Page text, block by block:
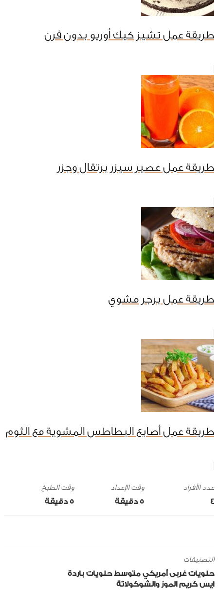
طريقة عمل تشيز كيك أوريو بدون فرن
طريقة عمل عصير سيزر برتقال وجزر
طريقة عمل برجر مشوي
طريقة عمل أصابع البطاطس المشوية مع الثوم
4
وقت الإعداد
5 ‎دقيقة
وقت الطبخ
5 ‎دقيقة
التصنيفات
حلويات غربى أمريكي متوسط حلويات باردة
ايس كريم الموز والشوكولاتة